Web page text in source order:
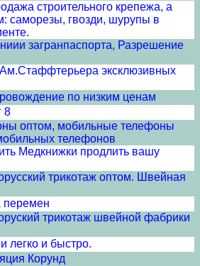
строительного крепежа, а
саморезы, гвозди, шурупы в
загранпаспорта, Разрешение
эксклюзивных
по низким ценам
8
оптом, мобильные телефоны
телефонов
Медкнижки продлить вашу
трикотаж оптом. Швейная
трикотаж швейной фабрики
легко и быстро.
Корунд